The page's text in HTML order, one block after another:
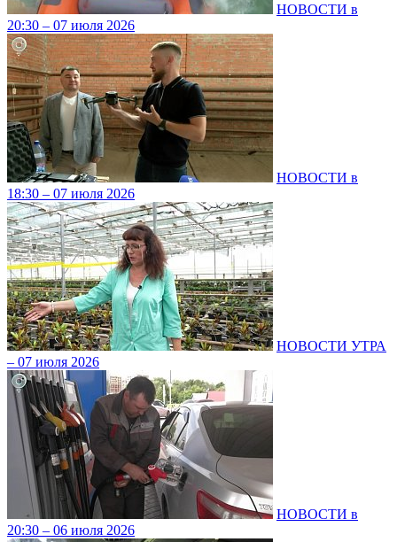
НОВОСТИ в
20:30 – 07 июля 2026
НОВОСТИ в
18:30 – 07 июля 2026
НОВОСТИ УТРА
– 07 июля 2026
НОВОСТИ в
20:30 – 06 июля 2026